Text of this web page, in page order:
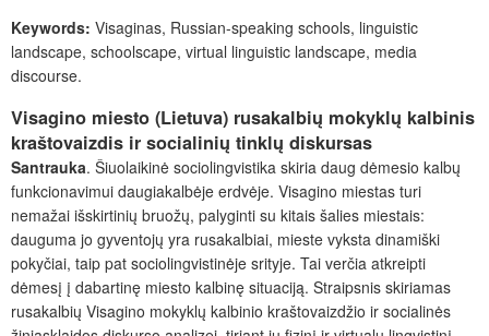
Keywords: Visaginas, Russian-speaking schools, linguistic
landscape, schoolscape, virtual linguistic landscape, media
discourse.
Visagino miesto (Lietuva) rusakalbių mokyklų kalbinis
kraštovaizdis ir socialinių tinklų diskursas
Santrauka. Šiuolaikinė sociolingvistika skiria daug dėmesio kalbų
funkcionavimui daugiakalbėje erdvėje. Visagino miestas turi
nemažai išskirtinių bruožų, palyginti su kitais šalies miestais:
dauguma jo gyventojų yra rusakalbiai, mieste vyksta dinamiški
pokyčiai, taip pat sociolingvistinėje srityje. Tai verčia atkreipti
dėmesį į dabartinę miesto kalbinę situaciją. Straipsnis skiriamas
rusakalbių Visagino mokyklų kalbinio kraštovaizdžio ir socialinės